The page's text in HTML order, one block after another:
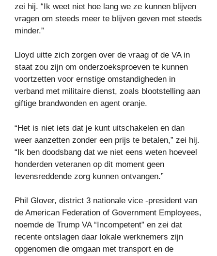
zei hij. “Ik weet niet hoe lang we ze kunnen blijven
vragen om steeds meer te blijven geven met steeds
minder.”
Lloyd uitte zich zorgen over de vraag of de VA in
staat zou zijn om onderzoeksproeven te kunnen
voortzetten voor ernstige omstandigheden in
verband met militaire dienst, zoals blootstelling aan
giftige brandwonden en agent oranje.
“Het is niet iets dat je kunt uitschakelen en dan
weer aanzetten zonder een prijs te betalen,” zei hij.
“Ik ben doodsbang dat we niet eens weten hoeveel
honderden veteranen op dit moment geen
levensreddende zorg kunnen ontvangen.”
Phil Glover, district 3 nationale vice -president van
de American Federation of Government Employees,
noemde de Trump VA “Incompetent” en zei dat
recente ontslagen daar lokale werknemers zijn
opgenomen die omgaan met transport en de